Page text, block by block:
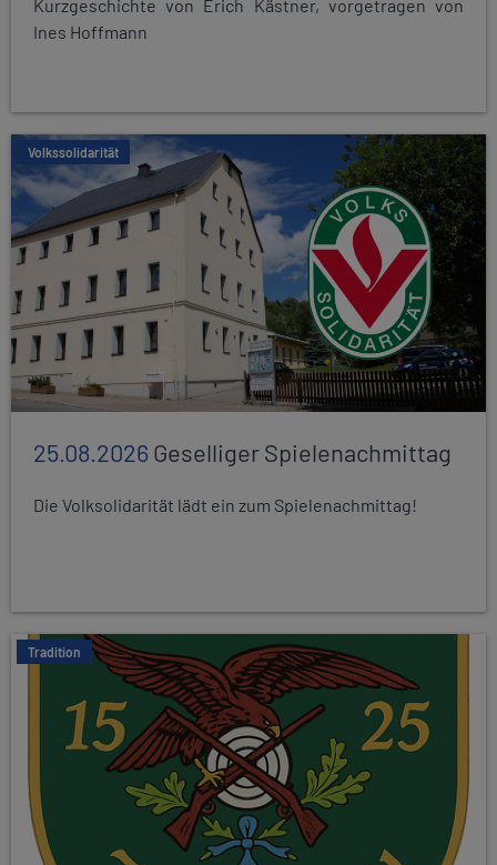
Kurzgeschichte von Erich Kästner, vorgetragen von
Ines Hoffmann
Volkssolidarität
25.08.2026Geselliger Spielenachmittag
Die Volksolidarität lädt ein zum Spielenachmittag!
Tradition